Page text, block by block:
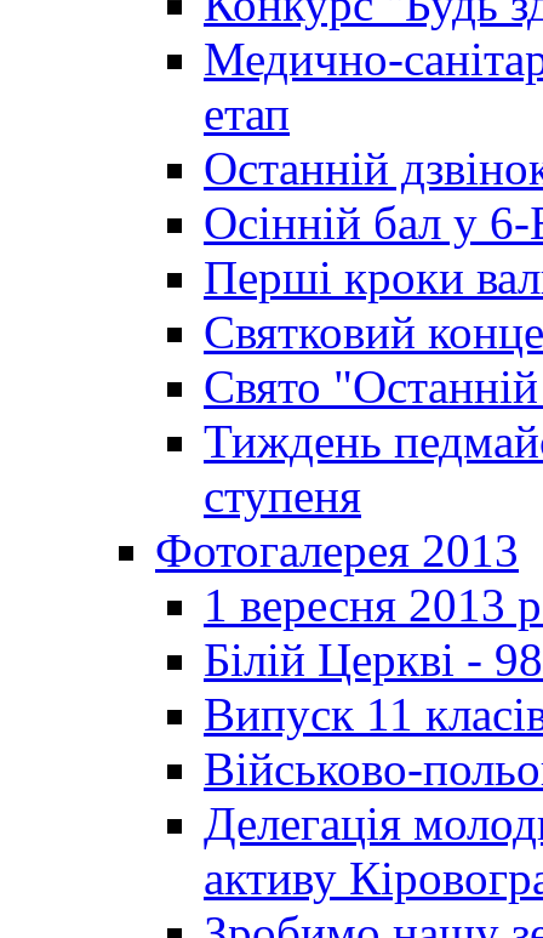
Медично-
етап
Останній
Осінній бал у 6-
Перші кроки
Святковий
Свято
Тиждень
ступеня
Фотогалерея 2013
1 вересня 2013
Білій Церкві -
Випуск 11
Військово-
Делегація
активу